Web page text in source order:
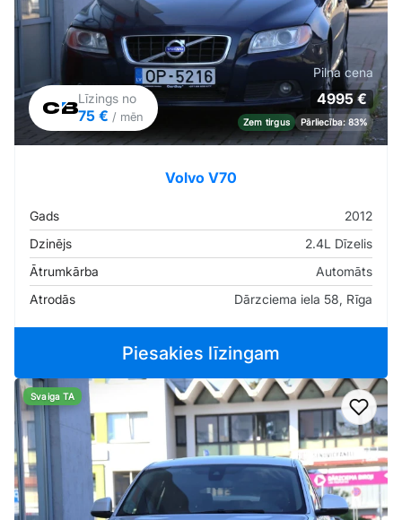
Līzings no
75 € / mēn
Pilna cena
4995 €
Zem tirgus Pārliecība: 83%
Volvo V70
Gads
2012
Dzinējs
2.4L Dīzelis
Ātrumkārba
Automāts
Atrodās
Dārzciema iela 58, Rīga
Piesakies līzingam
Svaiga TA